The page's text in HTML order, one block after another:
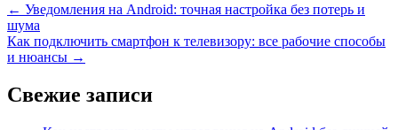
← Уведомления на Android: точная настройка без потерь и
шума
Как подключить смартфон к телевизору: все рабочие способы
и нюансы →
Свежие записи